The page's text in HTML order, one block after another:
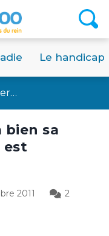
Le handicap
bien sa
est
2011
2